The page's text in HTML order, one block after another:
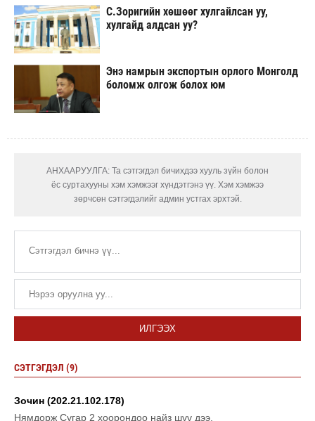
С.Зоригийн хөшөөг хулгайлсан уу,
хулгайд алдсан уу?
Энэ намрын экспортын орлого Монголд
боломж олгож болох юм
АНХААРУУЛГА: Та сэтгэгдэл бичихдээ хууль зүйн болон
ёс суртахууны хэм хэмжээг хүндэтгэнэ үү. Хэм хэмжээ
зөрчсөн сэтгэгдэлийг админ устгах эрхтэй.
ИЛГЭЭХ
СЭТГЭГДЭЛ (9)
Зочин (202.21.102.178)
Нямдорж Сугар 2 хоорондоо найз шүү дээ.